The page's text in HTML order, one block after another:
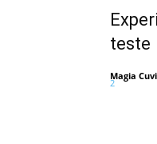
teste
Magia
2